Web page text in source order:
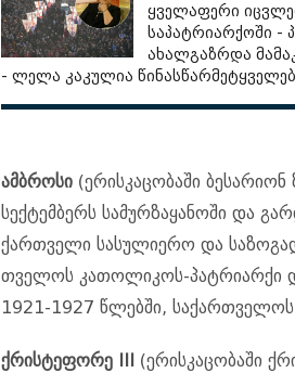
ყველაფერი
საპატრიარქოში -
ახალგაზრდა
- ლელა კაკულია
ამ­ბრო­სი (ერის­კა­ცო­ბა­ში
სექ­ტემ­ბერს სა­მურ­ზა­ყა­ნო­ში და
ქარ­თვე­ლი სა­სუ­ლი­ე­რო და
თვე­ლოს კა­თო­ლი­კოს-პატ­რი­არ­ქი
1921-1927 წლებ­ში,
ქრის­ტე­ფო­რე III
(ერის­კა­ცო­ბა­ში